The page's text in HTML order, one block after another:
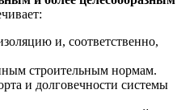
и, соответственно,
строительным нормам.
и долговечности системы